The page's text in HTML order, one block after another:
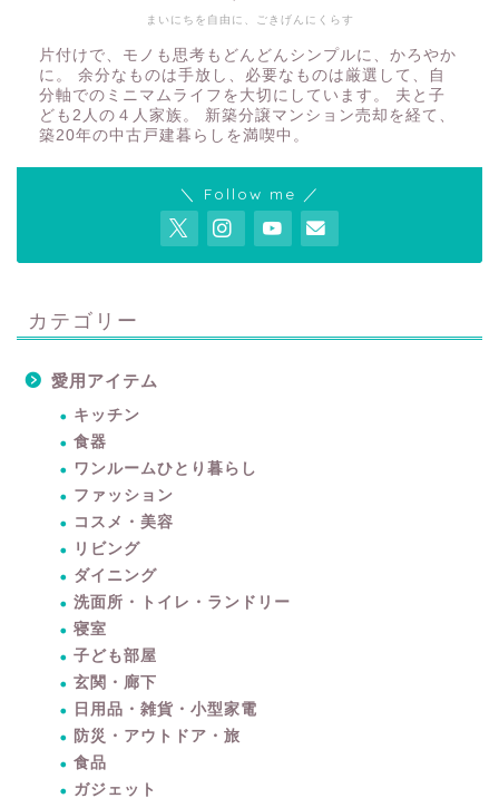
まいにちを自由に、ごきげんにくらす
片付けで、モノも思考もどんどんシンプルに、かろやか
に。 余分なものは手放し、必要なものは厳選して、自
分軸でのミニマムライフを大切にしています。 夫と子
ども2人の４人家族。 新築分譲マンション売却を経て、
築20年の中古戸建暮らしを満喫中。
＼ Follow me ／
カテゴリー
愛用アイテム
キッチン
食器
ワンルームひとり暮らし
ファッション
コスメ・美容
リビング
ダイニング
洗面所・トイレ・ランドリー
寝室
子ども部屋
玄関・廊下
日用品・雑貨・小型家電
防災・アウトドア・旅
食品
ガジェット